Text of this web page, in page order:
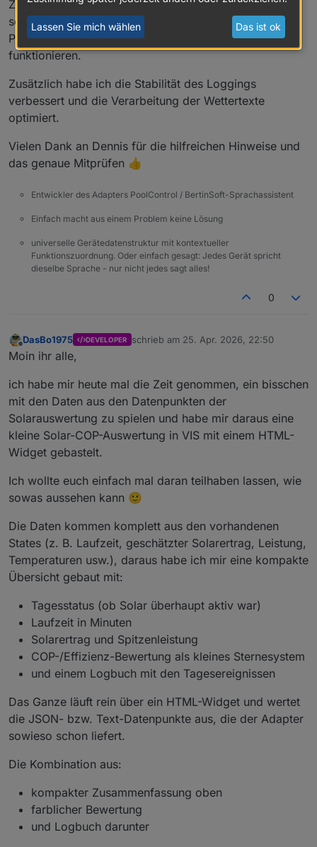
Zeitstempeln und der Tagesauswertung (z. B.
solar_ran_today und active_minutes_today). Diese
Punkte sollten jetzt wieder sauber und nachvollziehbar
funktionieren.
Zusätzlich habe ich die Stabilität des Loggings
verbessert und die Verarbeitung der Wettertexte
optimiert.
Vielen Dank an Dennis für die hilfreichen Hinweise und
das genaue Mitprüfen 👍
Entwickler des Adapters PoolControl / BertinSoft-Sprachassistent
Einfach macht aus einem Problem keine Lösung
universelle Gerätedatenstruktur mit kontextueller
Funktionszuordnung. Oder einfach gesagt: Jedes Gerät spricht
dieselbe Sprache - nur nicht jedes sagt alles!
0
Offline
DasBo1975 DEVELOPER schrieb am 25. Apr. 2026, 22:50
zuletzt editiert von
Moin ihr alle,
ich habe mir heute mal die Zeit genommen, ein bisschen
mit den Daten aus den Datenpunkten der
Solarauswertung zu spielen und habe mir daraus eine
kleine Solar-COP-Auswertung in VIS mit einem HTML-
Widget gebastelt.
Ich wollte euch einfach mal daran teilhaben lassen, wie
sowas aussehen kann 🙂
Die Daten kommen komplett aus den vorhandenen
States (z. B. Laufzeit, geschätzter Solarertrag, Leistung,
Temperaturen usw.), daraus habe ich mir eine kompakte
Übersicht gebaut mit:
Tagesstatus (ob Solar überhaupt aktiv war)
Laufzeit in Minuten
Solarertrag und Spitzenleistung
COP-/Effizienz-Bewertung als kleines Sternesystem
und einem Logbuch mit den Tagesereignissen
Das Ganze läuft rein über ein HTML-Widget und wertet
die JSON- bzw. Text-Datenpunkte aus, die der Adapter
sowieso schon liefert.
Die Kombination aus:
kompakter Zusammenfassung oben
farblicher Bewertung
und Logbuch darunter
Lassen Sie mich wählen Das ist ok